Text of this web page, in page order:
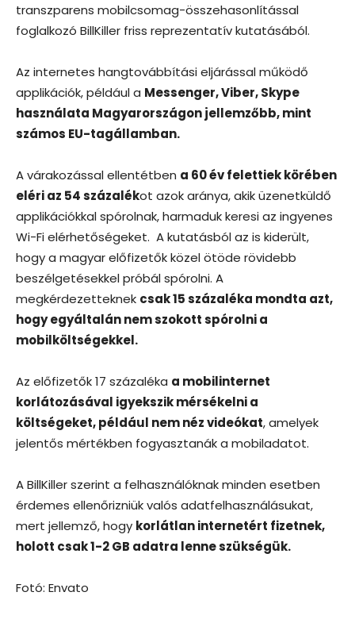
transzparens mobilcsomag-összehasonlítással
foglalkozó BillKiller friss reprezentatív kutatásából.
Az internetes hangtovábbítási eljárással működő
applikációk, például a Messenger, Viber, Skype
használata Magyarországon jellemzőbb, mint
számos EU-tagállamban.
A várakozással ellentétben a 60 év felettiek körében
eléri az 54 százalékot azok aránya, akik üzenetküldő
applikációkkal spórolnak, harmaduk keresi az ingyenes
Wi-Fi elérhetőségeket. A kutatásból az is kiderült,
hogy a magyar előfizetők közel ötöde rövidebb
beszélgetésekkel próbál spórolni. A
megkérdezetteknek csak 15 százaléka mondta azt,
hogy egyáltalán nem szokott spórolni a
mobilköltségekkel.
Az előfizetők 17 százaléka a mobilinternet
korlátozásával igyekszik mérsékelni a
költségeket, például nem néz videókat, amelyek
jelentős mértékben fogyasztanák a mobiladatot.
A BillKiller szerint a felhasználóknak minden esetben
érdemes ellenőrizniük valós adatfelhasználásukat,
mert jellemző, hogy korlátlan internetért fizetnek,
holott csak 1-2 GB adatra lenne szükségük.
Fotó: Envato